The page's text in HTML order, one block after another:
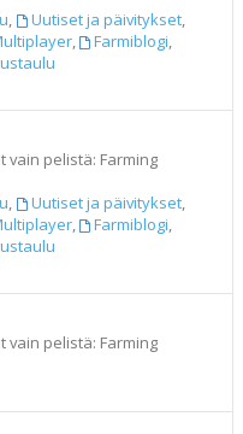
, Uutiset ja päivitykset,
, Farmiblogi,
vain pelistä: Farming
, Uutiset ja päivitykset,
, Farmiblogi,
vain pelistä: Farming